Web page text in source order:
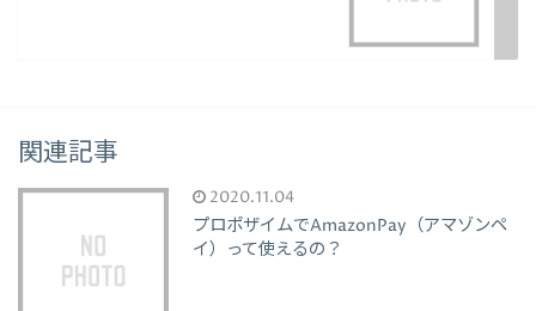
関連記事
2020.11.04
プロポザイムでAmazonPay（アマゾンペ
イ）って使えるの？